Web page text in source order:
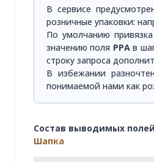
В сервисе
розничные упаковки:
По умолчанию
значению поля PPAв
строку запроса
В избежании
понимаемой нами как
Состав выводимых
Шапка